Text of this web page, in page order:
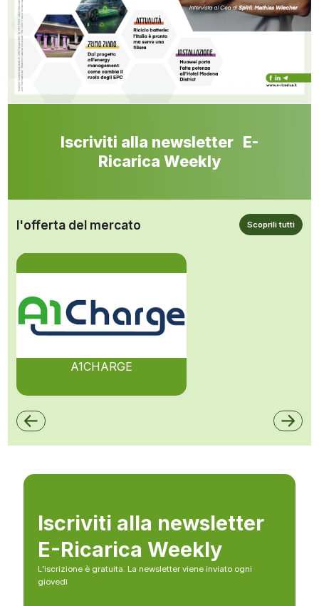
Iscriviti alla newsletter E-
Ricarica Weekly
l'offerta del mercato Scoprili tutti
A1CHARGE
Iscriviti alla newsletter
E-Ricarica Weekly
L’iscrizione è gratuita. La newsletter viene inviato ogni
giovedì